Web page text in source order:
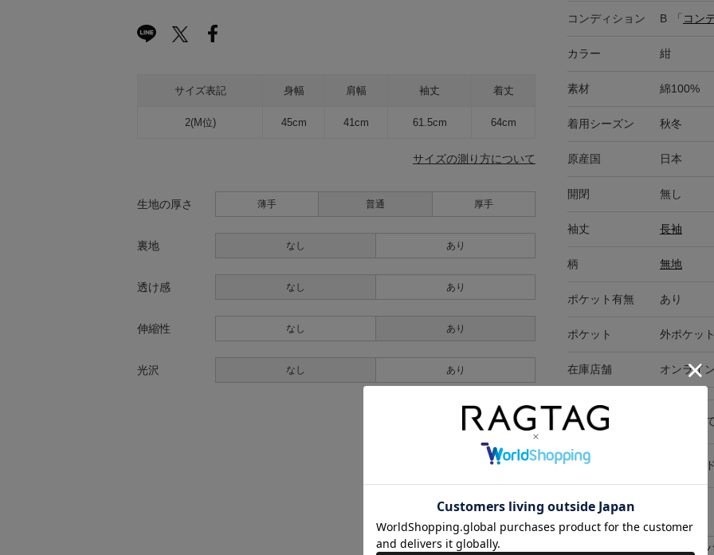
サイズ表記 身幅 肩幅 袖丈 着丈
2(M位) 45cm 41cm 61.5cm 64cm
サイズの測り方について
生地の厚さ 薄手 普通 厚手
裏地 なし あり
透け感 なし あり
伸縮性 なし あり
光沢 なし あり
コンディション B 「 コン
カラー 紺
素材 綿100%
着用シーズン 秋冬
原産国 日本
開閉 無し
袖丈 長袖
柄 無地
ポケット有無 あり
ポケット 外ポケッ
在庫店舗 オンライ
キャンセル・返品につい
お買い物時のご利用ガイ
似た条件で検索
HYKE Tシャツ・カットソー>